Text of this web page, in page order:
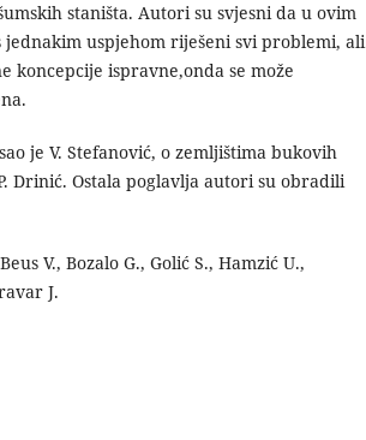
staništa. Autori su svjesni da u ovim
uspjehom riješeni svi problemi, ali
koncepcije ispravne,onda se može
je V. Stefanović, o zemljištima bukovih
Drinić. Ostala poglavlja autori su obradili
V., Bozalo G., Golić S., Hamzić U.,
J.